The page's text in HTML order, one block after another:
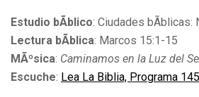
Estudio bÃ­blico: Ciudades bÃ­blicas:
Lectura bÃ­blica: Marcos 15:1-15
MÃºsica: Caminamos en la Luz del
Escuche: Lea La Biblia, Programa